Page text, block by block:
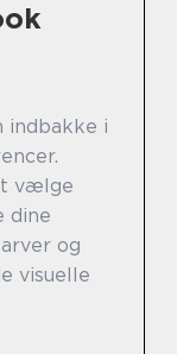
indbakke i
vælge
dine
og
visuelle